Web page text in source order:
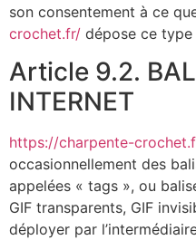
son consentement à ce
crochet.fr/ dépose ce
Article 9.2.
INTERNET
https://charpente-
occasionnellement des
appelées « tags », ou
GIF transparents, GIF
déployer par